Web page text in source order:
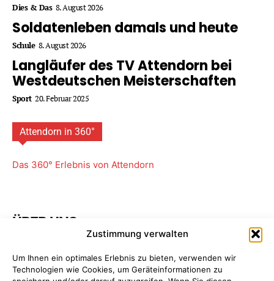
Zustimmung verwalten
Um Ihnen ein optimales Erlebnis zu bieten, verwenden wir
Technologien wie Cookies, um Geräteinformationen zu
Dies & Das 8. August 2026
Soldatenleben damals und heute
Schule 8. August 2026
Langläufer des TV Attendorn bei
Westdeutschen Meisterschaften
Sport 20. Februar 2025
Attendorn in 360°
Das 360° Erlebnis von Attendorn
ÜBER UNS
+ MEDIA- Attendorn, Paderborn. Wir bieten Ihnen
maßgeschneiderte Komplettpakete für Ihre